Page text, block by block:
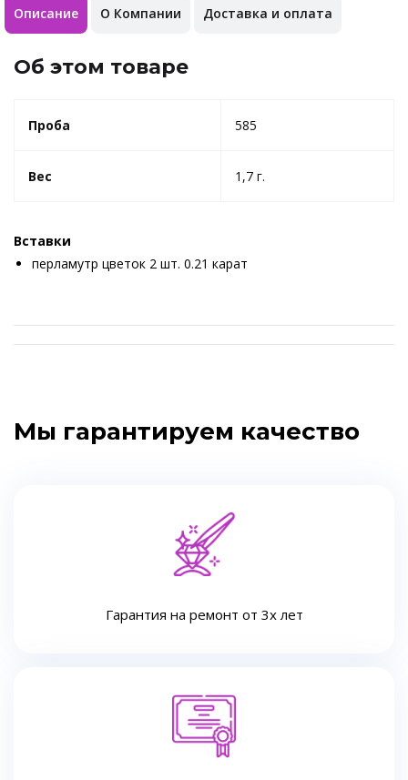
Описание О Компании Доставка и оплата
Об этом товаре
Проба 585
Вес 1,7 г.
Вставки
перламутр цветок 2 шт. 0.21 карат
Мы гарантируем качество
Гарантия на ремонт от 3х лет